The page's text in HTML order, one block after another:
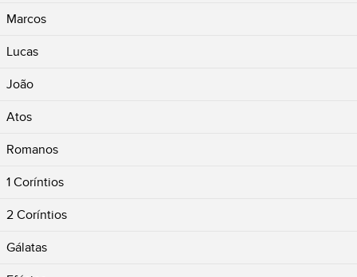
Marcos
Lucas
João
Atos
Romanos
1 Coríntios
2 Coríntios
Gálatas